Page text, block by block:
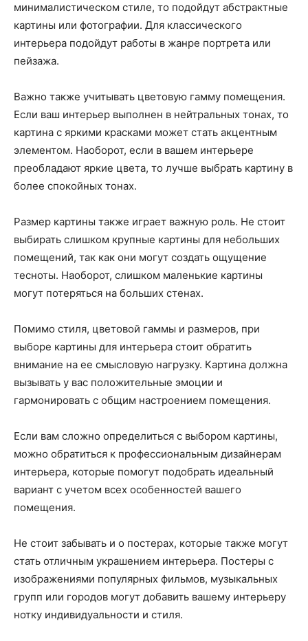
минималистическом стиле, то подойдут абстрактные
картины или фотографии. Для классического
интерьера подойдут работы в жанре портрета или
пейзажа.
Важно также учитывать цветовую гамму помещения.
Если ваш интерьер выполнен в нейтральных тонах, то
картина с яркими красками может стать акцентным
элементом. Наоборот, если в вашем интерьере
преобладают яркие цвета, то лучше выбрать картину в
более спокойных тонах.
Размер картины также играет важную роль. Не стоит
выбирать слишком крупные картины для небольших
помещений, так как они могут создать ощущение
тесноты. Наоборот, слишком маленькие картины
могут потеряться на больших стенах.
Помимо стиля, цветовой гаммы и размеров, при
выборе картины для интерьера стоит обратить
внимание на ее смысловую нагрузку. Картина должна
вызывать у вас положительные эмоции и
гармонировать с общим настроением помещения.
Если вам сложно определиться с выбором картины,
можно обратиться к профессиональным дизайнерам
интерьера, которые помогут подобрать идеальный
вариант с учетом всех особенностей вашего
помещения.
Не стоит забывать и о постерах, которые также могут
стать отличным украшением интерьера. Постеры с
изображениями популярных фильмов, музыкальных
групп или городов могут добавить вашему интерьеру
нотку индивидуальности и стиля.